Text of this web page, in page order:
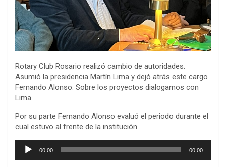
Rotary Club Rosario realizó cambio de autoridades.
Asumió la presidencia Martín Lima y dejó atrás este cargo
Fernando Alonso. Sobre los proyectos dialogamos con
Lima.
Por su parte Fernando Alonso evaluó el periodo durante el
cual estuvo al frente de la institución.
Reproductor
00:00 00:00